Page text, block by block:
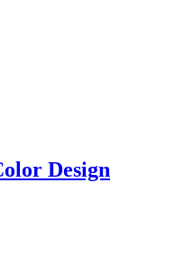
Design